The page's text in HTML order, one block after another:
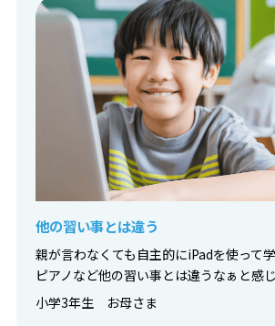
他の習い事とは違う
親が言わなくても自主的にiPadを使って
ピアノなど他の習い事とは違うなぁと感じ
小学3年生 お母さま